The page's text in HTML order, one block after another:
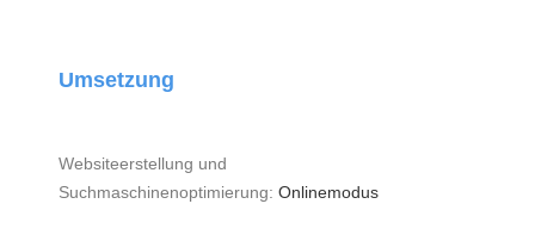
Umsetzung
Websiteerstellung und
Suchmaschinenoptimierung: Onlinemodus